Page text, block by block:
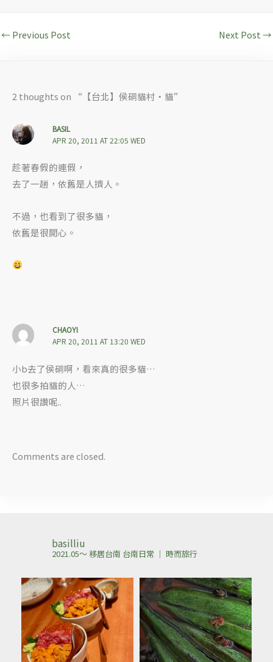
← Previous Post Next Post→
2 thoughts on “【台北】侯硐貓村‧貓”
BASIL
APR 20, 2011 AT 22:05 WED
趁著春假的連假，
去了一趟，依舊是人擠人。
不過，也看到了很多貓，
依舊是很開心。
CHAOYI
APR 20, 2011 AT 13:20 WED
小b去了侯硐啊，看來真的很多貓…
也很多拍貓的人…
照片很讚呢..
Comments are closed.
basilliu
2021.05～ 移居台南 台南日常 ｜ 時而旅行